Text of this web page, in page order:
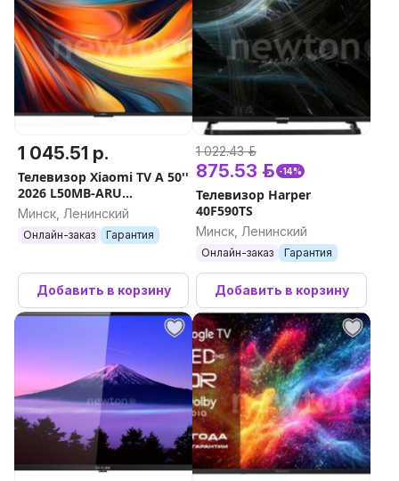
1 045.51 р.
Телевизор Xiaomi TV A 50''
2026 L50MB-ARU
(международная версия)
Минск, Ленинский
Онлайн-заказ Гарантия
Добавить в корзину
1 022.43 р.
875.53 р. -14%
Телевизор Harper
40F590TS
Минск, Ленинский
Онлайн-заказ Гарантия
Добавить в корзину